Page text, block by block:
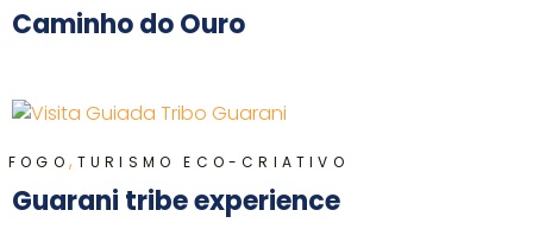
Caminho do Ouro
FOGO , TURISMO ECO-CRIATIVO
Guarani tribe experience